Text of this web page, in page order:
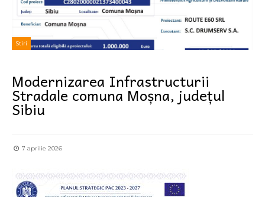
Stiri
Modernizarea Infrastructurii
Stradale comuna Moșna, județul
Sibiu
7 aprilie 2026